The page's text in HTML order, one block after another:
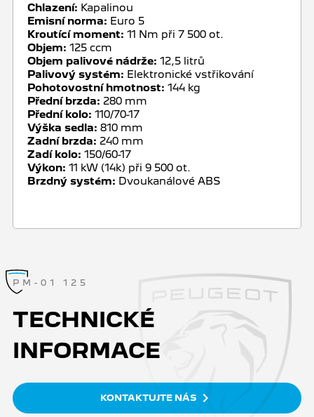
PM-01 125
TECHNICKÉ
INFORMACE
KONTAKTUJTE NÁS
Chlazení: Kapalinou
Emisní norma: Euro 5
Kroutící moment: 11 Nm při 7 500 ot.
Objem: 125 ccm
Objem palivové nádrže: 12,5 litrů
Palivový systém: Elektronické vstřikování
Pohotovostní hmotnost: 144 kg
Přední brzda: 280 mm
Přední kolo: 110/70-17
Výška sedla: 810 mm
Zadní brzda: 240 mm
Zadí kolo: 150/60-17
Výkon: 11 kW (14k) při 9 500 ot.
Brzdný systém: Dvoukanálové ABS